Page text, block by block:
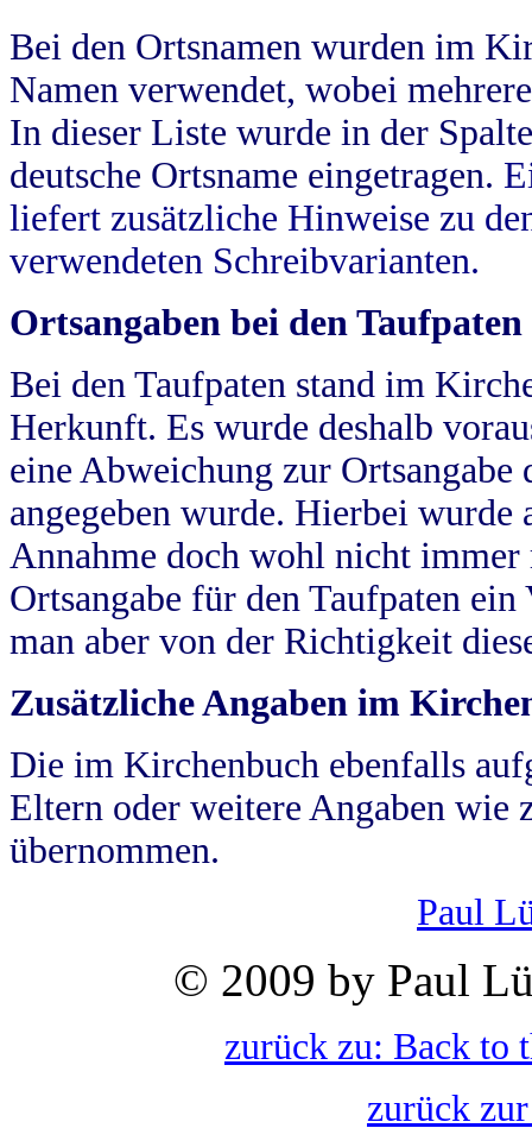
Bei den Ortsnamen wurden im
Namen verwendet, wobei
In dieser Liste wurde in der
deutsche Ortsname eingetragen.
liefert zusätzliche Hinweise zu
verwendeten Schreibvarianten.
Ortsangaben bei den Taufpaten
Bei den Taufpaten stand im
Herkunft. Es wurde deshalb
eine Abweichung zur
angegeben wurde. Hierbei wurde
Annahme doch wohl nicht
Ortsangabe für den Taufpaten
man aber von der Richtigkeit
Zusätzliche Angaben im
Die im Kirchenbuch ebenfalls
Eltern oder weitere Angaben wie
übernommen.
Paul
© 2009 by Paul
zurück zu: Back to
zurück